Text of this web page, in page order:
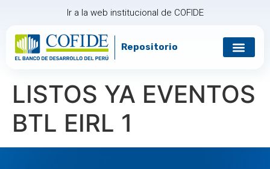
Ir a la web institucional de COFIDE
Repositorio
LISTOS YA EVENTOS
BTL EIRL 1